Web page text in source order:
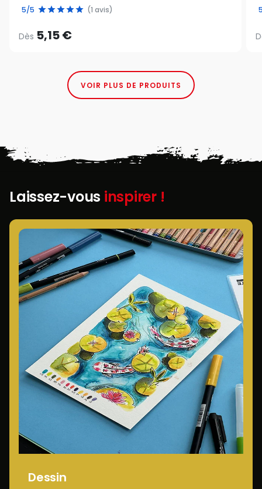
5/5 (1 avis)
Dès 5,15 €
VOIR PLUS DE PRODUITS
Laissez-vous inspirer !
Dessin